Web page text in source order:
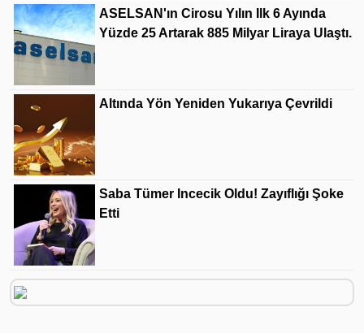
ASELSAN'ın Cirosu Yılın Ilk 6 Ayında
Yüzde 25 Artarak 885 Milyar Liraya Ulaştı.
Altında Yön Yeniden Yukarıya Çevrildi
Saba Tümer Incecik Oldu! Zayıflığı Şoke
Etti